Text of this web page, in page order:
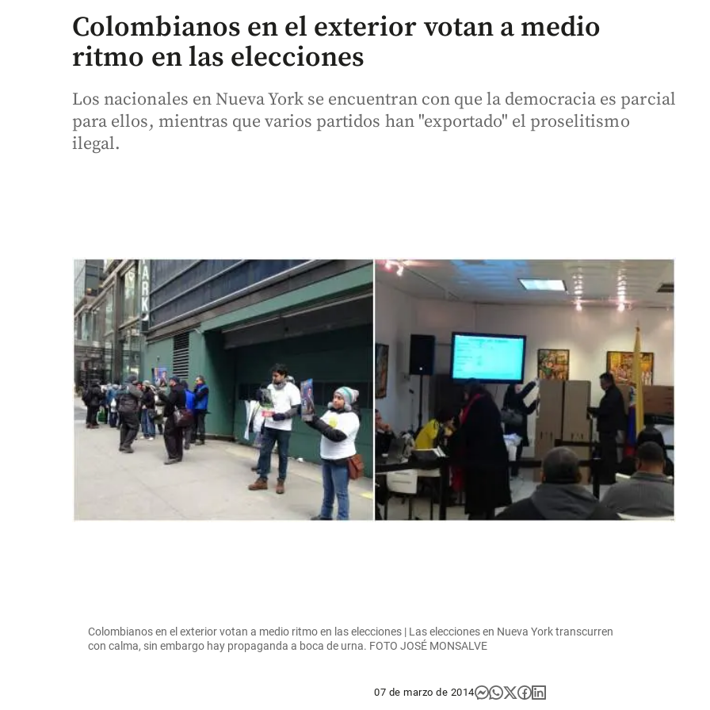
Colombianos en el exterior votan a medio
ritmo en las elecciones
Los nacionales en Nueva York se encuentran con que la democracia es parcial
para ellos, mientras que varios partidos han "exportado" el proselitismo
ilegal.
Colombianos en el exterior votan a medio ritmo en las elecciones | Las elecciones en Nueva York transcurren
con calma, sin embargo hay propaganda a boca de urna. FOTO JOSÉ MONSALVE
07 de marzo de 2014